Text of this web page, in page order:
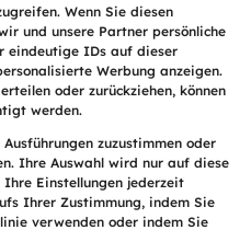
Wenn Sie diesen
und unsere Partner persönliche
eindeutige IDs auf dieser
Werbung anzeigen.
oder zurückziehen, können
werden.
zuzustimmen oder
Ihre Auswahl wird nur auf diese
Einstellungen jederzeit
Ihrer Zustimmung, indem Sie
verwenden oder indem Sie